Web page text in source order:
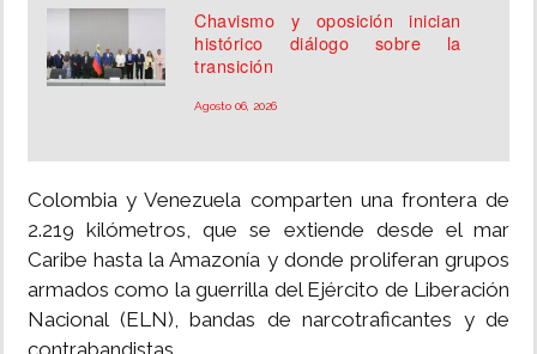
Chavismo y oposición inician
histórico diálogo sobre la
transición
Agosto 06, 2026
Colombia y Venezuela comparten una frontera de
2.219 kilómetros, que se extiende desde el mar
Caribe hasta la Amazonía y donde proliferan grupos
armados como la guerrilla del Ejército de Liberación
Nacional (ELN), bandas de narcotraficantes y de